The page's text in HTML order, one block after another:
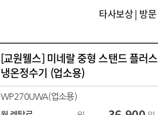
타사보상 | 방문
[교원웰스] 미네랄 중형 스탠드 플러스
냉온정수기 (업소용)
WP270UWA(업소용)